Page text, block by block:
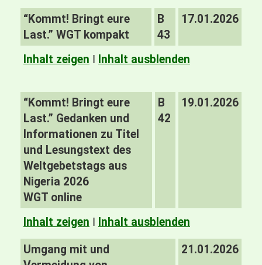
“Kommt! Bringt eure
Last.” WGT kompakt
B
43
17.01.2026
Inhalt zeigen I Inhalt ausblenden
“Kommt! Bringt eure
Last.” Gedanken und
Informationen zu Titel
und Lesungstext des
Weltgebetstags aus
Nigeria 2026
WGT online
B
42
19.01.2026
Inhalt zeigen I Inhalt ausblenden
Umgang mit und
21.01.2026